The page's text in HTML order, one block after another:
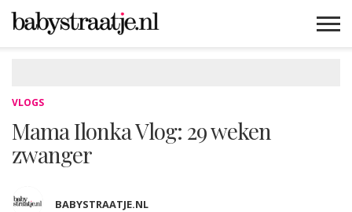
VLOGS
Mama Ilonka Vlog: 29 weken
zwanger
BABYSTRAATJE.NL